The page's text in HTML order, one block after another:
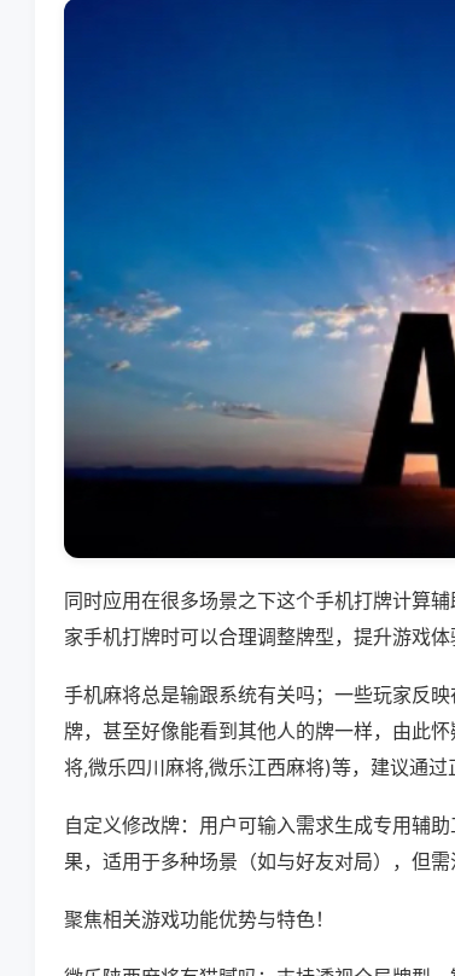
同时应用在很多场景之下这个手机打牌计算
家手机打牌时可以合理调整牌型，提升游戏体
手机麻将总是输跟系统有关吗；一些玩家反
牌，甚至好像能看到其他人的牌一样，由此
将,微乐四川麻将,微乐江西麻将)等，建议通过
自定义修改牌：用户可输入需求生成专用辅
果，适用于多种场景（如与好友对局），但
聚焦相关游戏功能优势与特色！